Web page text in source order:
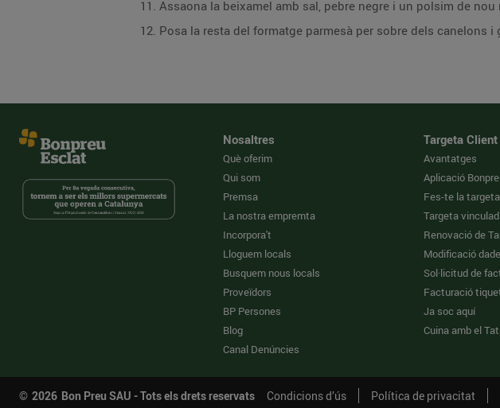
Assaona la beixamel amb sal, pebre negre i un polsim de
Posa la resta del formatge parmesà per sobre dels
Nosaltres
Què oferim
Qui som
Premsa
La nostra empremta
Incorpora't
Lloguem locals
Busquem nous locals
Proveïdors
BP Persones
Blog
Canal Denúncies
Targeta Client
Avantatges
Aplicació
Fes-te la targeta
Targeta
Renovació de
Modificació
Sol·licitud de
Facturació
Ja soc aquí
Cuina amb el
© 2026 Bon Preu SAU - Tots els drets reservats Condicions d’ús Política de privacitat